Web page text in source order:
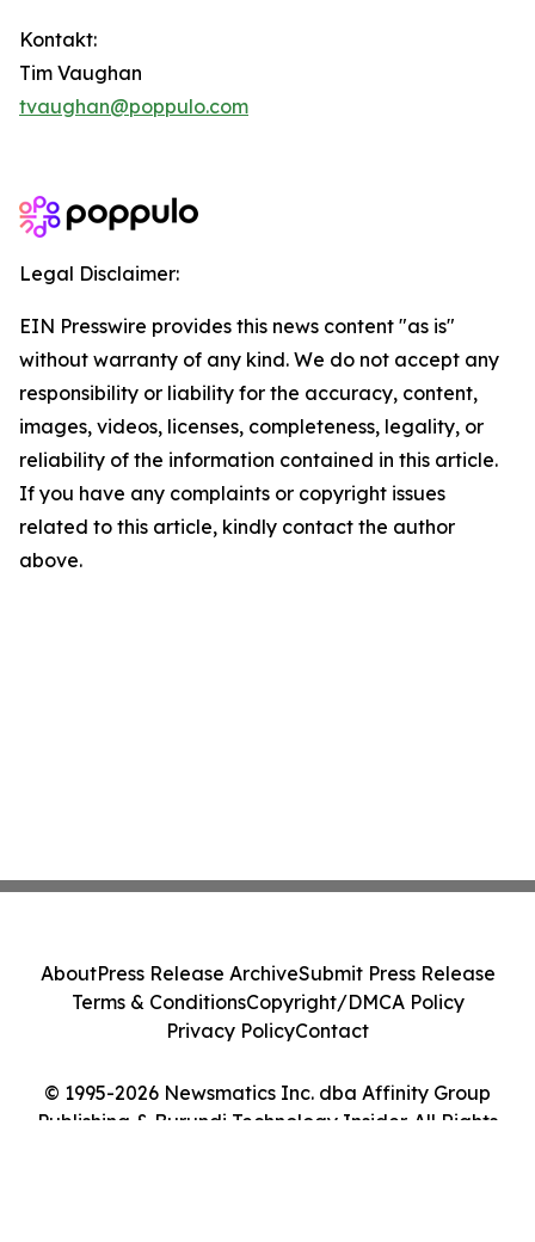
Kontakt:
Tim Vaughan
tvaughan@poppulo.com
Legal Disclaimer:
EIN Presswire provides this news content "as is"
without warranty of any kind. We do not accept any
responsibility or liability for the accuracy, content,
images, videos, licenses, completeness, legality, or
reliability of the information contained in this article.
If you have any complaints or copyright issues
related to this article, kindly contact the author
above.
© 1995-2026 Newsmatics Inc. dba Affinity Group
Publishing & Burundi Technology Insider. All Rights
AboutPress Release ArchiveSubmit Press Release
Terms & ConditionsCopyright/DMCA Policy
Privacy PolicyContact